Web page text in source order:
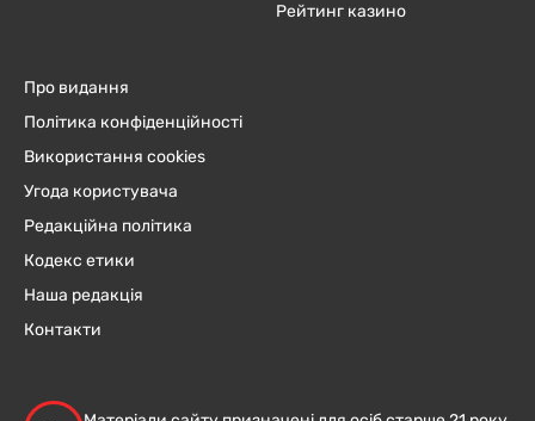
Рейтинг казино
Про видання
Політика конфіденційності
Використання cookies
Угода користувача
Редакційна політика
Кодекс етики
Наша редакція
Контакти